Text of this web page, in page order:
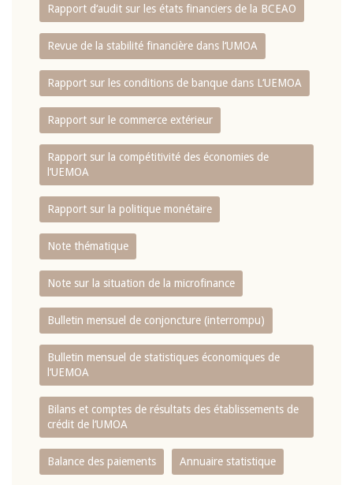
Rapport d‘audit sur les états financiers de la BCEAO
Revue de la stabilité financière dans l‘UMOA
Rapport sur les conditions de banque dans L‘UEMOA
Rapport sur le commerce extérieur
Rapport sur la compétitivité des économies de
l‘UEMOA
Rapport sur la politique monétaire
Note thématique
Note sur la situation de la microfinance
Bulletin mensuel de conjoncture (interrompu)
Bulletin mensuel de statistiques économiques de
l‘UEMOA
Bilans et comptes de résultats des établissements de
crédit de l‘UMOA
Balance des paiements Annuaire statistique